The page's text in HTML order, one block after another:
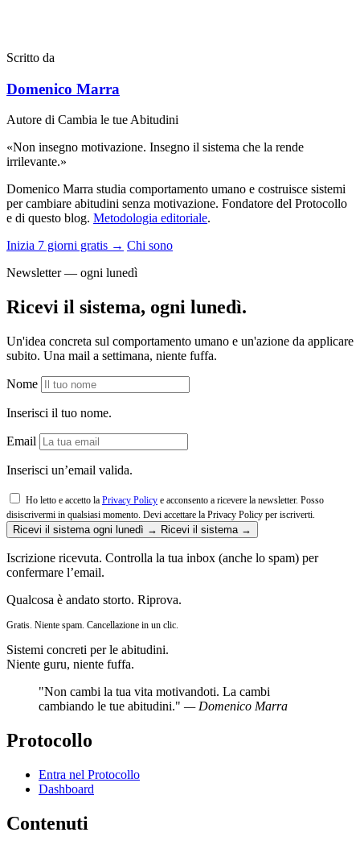
Scritto da
Domenico Marra
Autore di Cambia le tue Abitudini
«Non insegno motivazione. Insegno il sistema che la rende
irrilevante.»
Domenico Marra studia comportamento umano e costruisce sistemi
per cambiare abitudini senza motivazione. Fondatore del Protocollo
e di questo blog. Metodologia editoriale.
Inizia 7 giorni gratis → Chi sono
Newsletter — ogni lunedì
Ricevi il sistema, ogni lunedì.
Un'idea concreta sul comportamento umano e un'azione da applicare
subito. Una mail a settimana, niente fuffa.
Nome
Inserisci il tuo nome.
Email
Inserisci un’email valida.
Ho letto e accetto la Privacy Policy e acconsento a ricevere la newsletter. Posso
disiscrivermi in qualsiasi momento. Devi accettare la Privacy Policy per iscriverti.
Ricevi il sistema ogni lunedì → Ricevi il sistema →
Iscrizione ricevuta. Controlla la tua inbox (anche lo spam) per
confermare l’email.
Qualcosa è andato storto. Riprova.
Gratis. Niente spam. Cancellazione in un clic.
Sistemi concreti per le abitudini.
Niente guru, niente fuffa.
"Non cambi la tua vita motivandoti. La cambi
cambiando le tue abitudini." — Domenico Marra
Protocollo
Entra nel Protocollo
Dashboard
Contenuti